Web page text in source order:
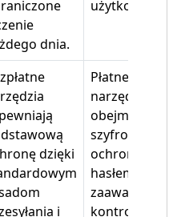
dnia.
użytkowaniu.
dzięki
i
Płatne
narzędzia
obejmują
szyfrowanie,
ochronę
hasłem i
kontrolę